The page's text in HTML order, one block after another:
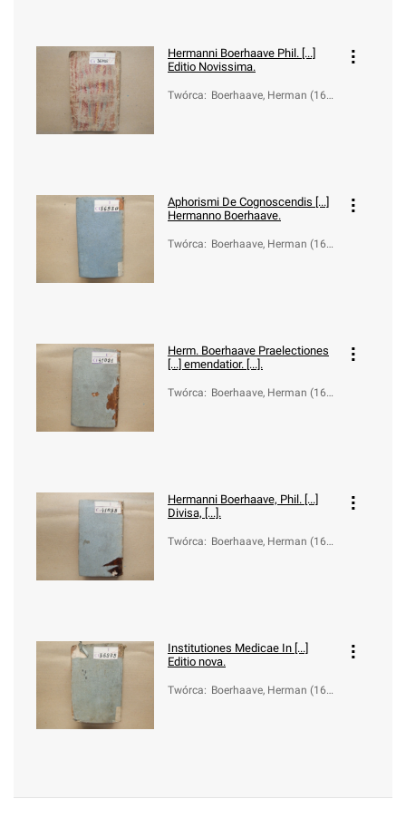
Hermanni Boerhaave Phil. [...]
Editio Novissima.
Twórca: Boerhaave, Herman (166
Aphorismi De Cognoscendis [...]
Hermanno Boerhaave.
Twórca: Boerhaave, Herman (166
Herm. Boerhaave Praelectiones
[...] emendatior. [...].
Twórca: Boerhaave, Herman (166
Hermanni Boerhaave, Phil. [...]
Divisa, [...].
Twórca: Boerhaave, Herman (166
Institutiones Medicae In [...]
Editio nova.
Twórca: Boerhaave, Herman (166